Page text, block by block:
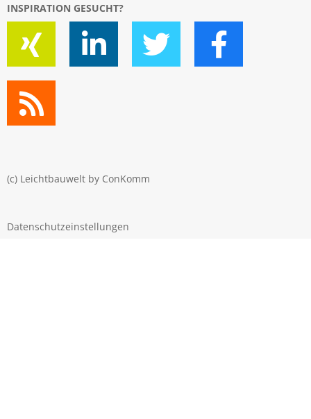
INSPIRATION GESUCHT?
(c) Leichtbauwelt by ConKomm
Datenschutzeinstellungen